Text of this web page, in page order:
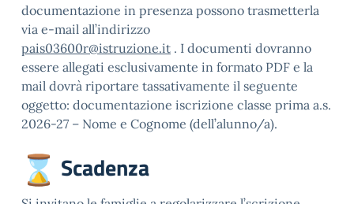
documentazione in presenza possono trasmetterla
via e-mail all’indirizzo
pais03600r@istruzione.it . I documenti dovranno
essere allegati esclusivamente in formato PDF e la
mail dovrà riportare tassativamente il seguente
oggetto: documentazione iscrizione classe prima a.s.
2026-27 – Nome e Cognome (dell’alunno/a).
Scadenza